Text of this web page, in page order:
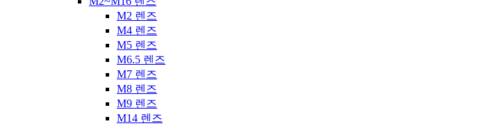
M2 렌즈
M4 렌즈
M5 렌즈
M6.5 렌즈
M7 렌즈
M8 렌즈
M9 렌즈
M14 렌즈